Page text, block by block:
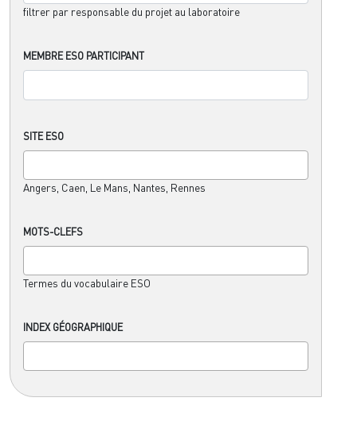
filtrer par responsable du projet au laboratoire
MEMBRE ESO PARTICIPANT
SITE ESO
Angers, Caen, Le Mans, Nantes, Rennes
MOTS-CLEFS
Termes du vocabulaire ESO
INDEX GÉOGRAPHIQUE